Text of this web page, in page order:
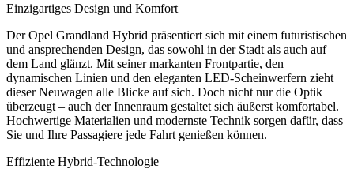
Einzigartiges Design und Komfort
Der Opel Grandland Hybrid präsentiert sich mit einem futuristischen
und ansprechenden Design, das sowohl in der Stadt als auch auf
dem Land glänzt. Mit seiner markanten Frontpartie, den
dynamischen Linien und den eleganten LED-Scheinwerfern zieht
dieser Neuwagen alle Blicke auf sich. Doch nicht nur die Optik
überzeugt – auch der Innenraum gestaltet sich äußerst komfortabel.
Hochwertige Materialien und modernste Technik sorgen dafür, dass
Sie und Ihre Passagiere jede Fahrt genießen können.
Effiziente Hybrid-Technologie